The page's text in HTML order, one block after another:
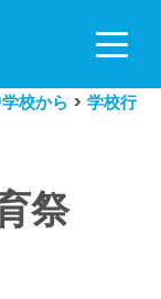
校から > 学校行
祭